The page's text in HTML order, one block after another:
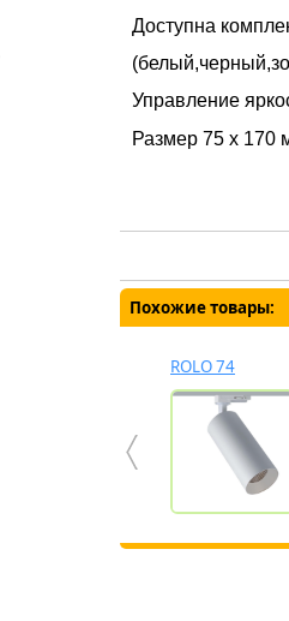
Доступна
Управление
Размер 75 x 170
Похожие товары:
ROLO 74